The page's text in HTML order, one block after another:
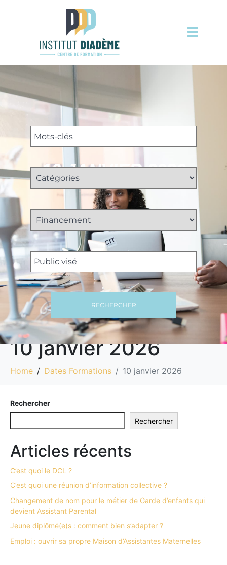
10 JANVIER 2026
RECHERCHER
10 janvier 2026
Home Dates Formations 10 janvier 2026
Rechercher
Rechercher
Articles récents
C’est quoi le DCL ?
C’est quoi une réunion d’information collective ?
Changement de nom pour le métier de Garde d’enfants qui
devient Assistant Parental
Jeune diplômé(e)s : comment bien s’adapter ?
Emploi : ouvrir sa propre Maison d’Assistantes Maternelles